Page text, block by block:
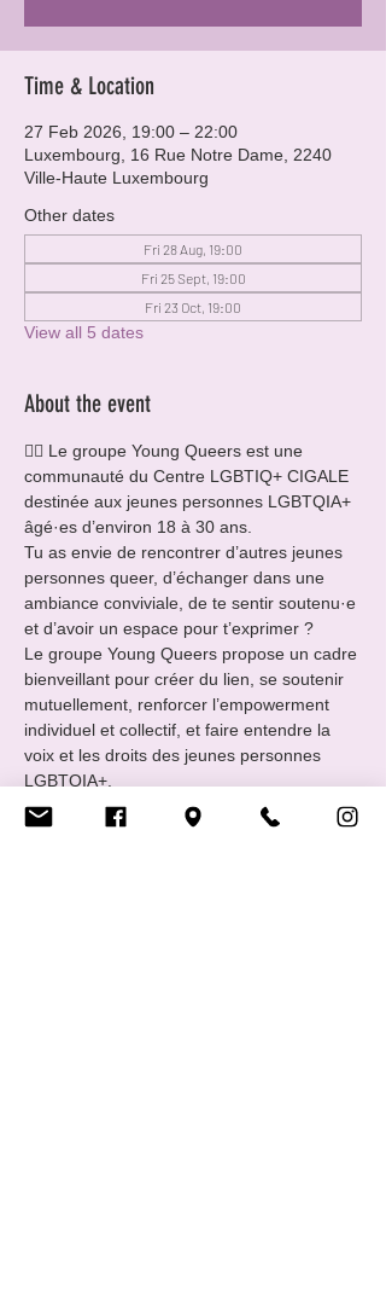
Time & Location
27 Feb 2026, 19:00 – 22:00
Luxembourg, 16 Rue Notre Dame, 2240
Ville-Haute Luxembourg
Other dates
Fri 28 Aug, 19:00
Fri 25 Sept, 19:00
Fri 23 Oct, 19:00
View all 5 dates
About the event
🏳️‍🌈 Le groupe Young Queers est une
communauté du Centre LGBTIQ+ CIGALE
destinée aux jeunes personnes LGBTQIA+
âgé·es d’environ 18 à 30 ans.
Tu as envie de rencontrer d’autres jeunes
personnes queer, d’échanger dans une
ambiance conviviale, de te sentir soutenu·e
et d’avoir un espace pour t’exprimer ?
Le groupe Young Queers propose un cadre
bienveillant pour créer du lien, se soutenir
mutuellement, renforcer l’empowerment
individuel et collectif, et faire entendre la
voix et les droits des jeunes personnes
LGBTQIA+.
📅 Rencontres : tous les 4ᵉ vendredis du
mois de 19:00 à 22:00